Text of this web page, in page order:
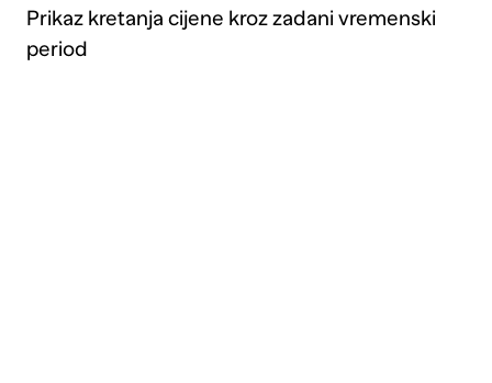
Prikaz kretanja cijene kroz zadani vremenski
period